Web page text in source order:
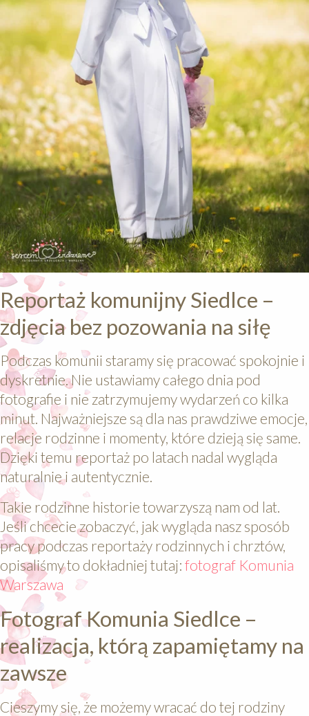
Reportaż komunijny Siedlce –
zdjęcia bez pozowania na siłę
Podczas komunii staramy się pracować spokojnie i
dyskretnie. Nie ustawiamy całego dnia pod
fotografie i nie zatrzymujemy wydarzeń co kilka
minut. Najważniejsze są dla nas prawdziwe emocje,
relacje rodzinne i momenty, które dzieją się same.
Dzięki temu reportaż po latach nadal wygląda
naturalnie i autentycznie.
Takie rodzinne historie towarzyszą nam od lat.
Jeśli chcecie zobaczyć, jak wygląda nasz sposób
pracy podczas reportaży rodzinnych i chrztów,
opisaliśmy to dokładniej tutaj: fotograf Komunia
Warszawa
Fotograf Komunia Siedlce –
realizacja, którą zapamiętamy na
zawsze
Cieszymy się, że możemy wracać do tej rodziny